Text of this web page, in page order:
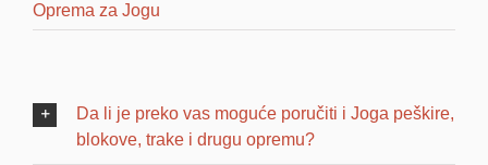
Oprema za Jogu
Da li je preko vas moguće poručiti i Joga peškire,
blokove, trake i drugu opremu?